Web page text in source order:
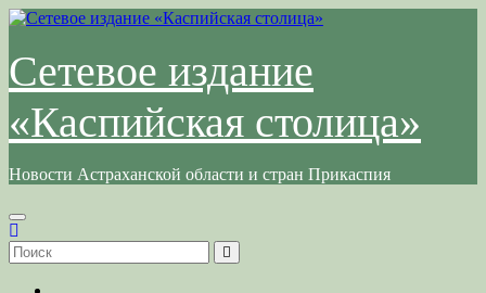
Перейти
содержимому
Сетевое издание
«Каспийская столица»
Новости Астраханской области и стран Прикаспия